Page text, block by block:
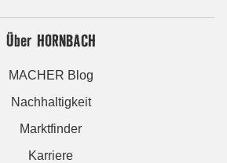
Über HORNBACH
MACHER Blog
Nachhaltigkeit
Marktfinder
Karriere